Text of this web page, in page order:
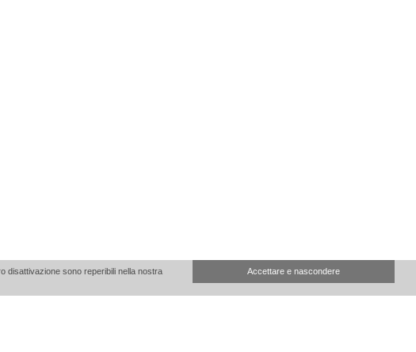
disattivazione sono reperibili nella nostra
Accettare e nascondere